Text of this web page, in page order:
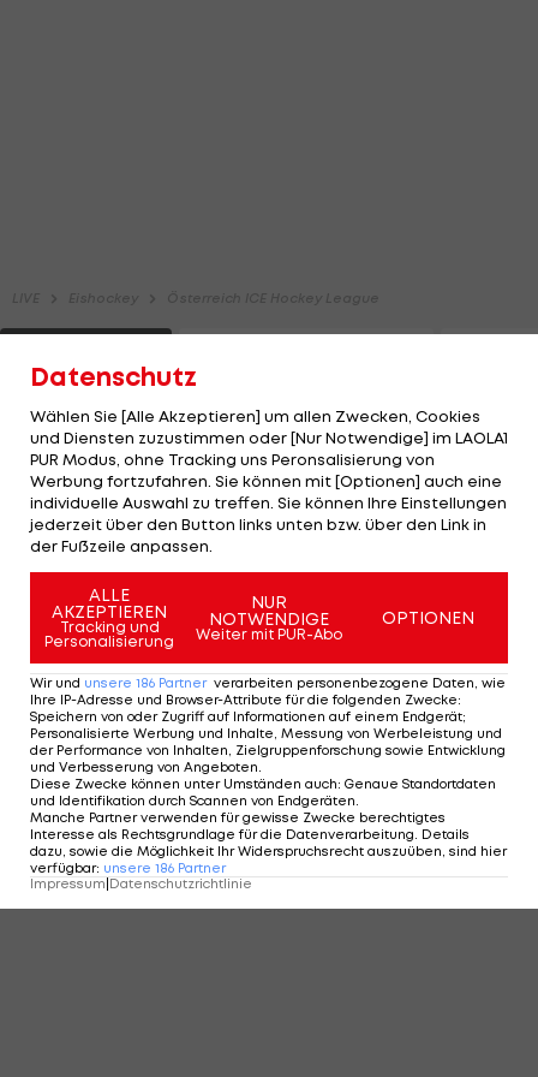
Datenschutz
Wählen Sie [Alle Akzeptieren] um allen Zwecken, Cookies
und Diensten zuzustimmen oder [Nur Notwendige] im LAOLA1
PUR Modus, ohne Tracking uns Peronsalisierung von
Werbung fortzufahren. Sie können mit [Optionen] auch eine
individuelle Auswahl zu treffen. Sie können Ihre Einstellungen
jederzeit über den Button links unten bzw. über den Link in
der Fußzeile anpassen.
ALLE
AKZEPTIEREN
Tracking und
Personalisierung
NUR
NOTWENDIGE
Weiter mit PUR-Abo
OPTIONEN
Wir und unsere 186 Partner verarbeiten personenbezogene Daten, wie
Ihre IP-Adresse und Browser-Attribute für die folgenden Zwecke:
Speichern von oder Zugriff auf Informationen auf einem Endgerät;
Personalisierte Werbung und Inhalte, Messung von Werbeleistung und
der Performance von Inhalten, Zielgruppenforschung sowie Entwicklung
und Verbesserung von Angeboten.
Diese Zwecke können unter Umständen auch: Genaue Standortdaten
und Identifikation durch Scannen von Endgeräten.
Manche Partner verwenden für gewisse Zwecke berechtigtes
Interesse als Rechtsgrundlage für die Datenverarbeitung. Details
dazu, sowie die Möglichkeit Ihr Widerspruchsrecht auszuüben, sind hier
verfügbar: unsere 186 Partner
Impressum Datenschutzrichtlinie